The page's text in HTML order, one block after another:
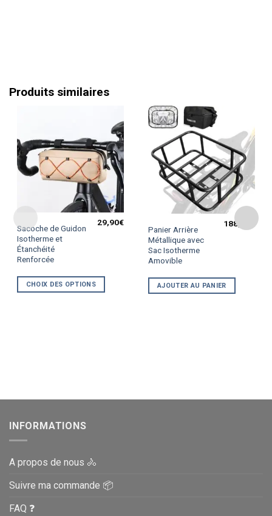
Produits similaires
Sacoche de Guidon
Isotherme et
Étanchéité
Renforcée
29,90€
CHOIX DES OPTIONS
Ce
produit
a
plusieurs
variations.
Les
produit
Panier Arrière
Métallique avec
Sac Isotherme
Amovible
188,90
AJOUTER AU PANIER
INFORMATIONS
A propos de nous 🚴
Suivre ma commande 📦
FAQ ❓